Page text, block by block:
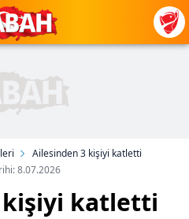
Ailesinden 3 kişiyi katletti
8.07.2026
kişiyi katletti